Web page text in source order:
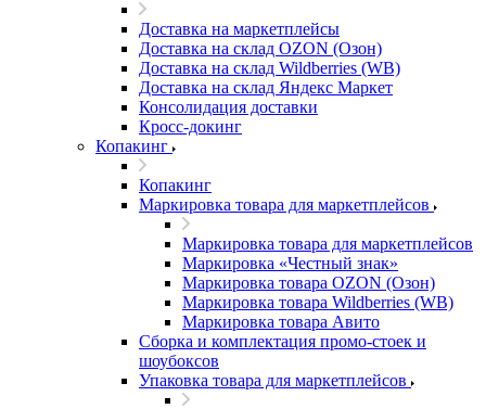
Доставка на маркетплейсы
Доставка на склад OZON (Озон)
Доставка на склад Wildberries (WB)
Доставка на склад Яндекс Маркет
Консолидация доставки
Кросс-докинг
Копакинг
Копакинг
Маркировка товара для маркетплейсов
Маркировка товара для маркетплейсов
Маркировка «Честный знак»
Маркировка товара OZON (Озон)
Маркировка товара Wildberries (WB)
Маркировка товара Авито
Сборка и комплектация промо-стоек и
шоубоксов
Упаковка товара для маркетплейсов